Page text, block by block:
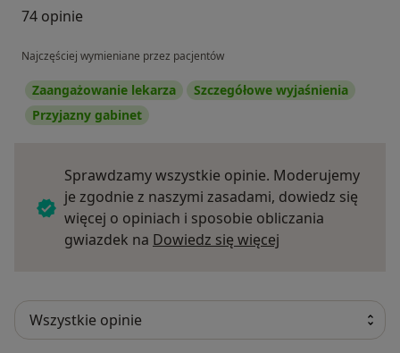
74 opinie
Najczęściej wymieniane przez pacjentów
Zaangażowanie lekarza
Szczegółowe wyjaśnienia
Przyjazny gabinet
Sprawdzamy wszystkie opinie. Moderujemy
je zgodnie z naszymi zasadami, dowiedz się
więcej o opiniach i sposobie obliczania
gwiazdek na Dowiedz się więcej